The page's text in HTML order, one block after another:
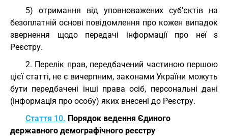
5) отримання від уповноважених суб'єктів на
безоплатній основі повідомлення про кожен випадок
звернення щодо передачі інформації про неї з
Реєстру.
2. Перелік прав, передбачений частиною першою
цієї статті, не є вичерпним, законами України можуть
бути передбачені інші права осіб, персональні дані
(інформація про особу) яких внесені до Реєстру.
Стаття 10. Порядок ведення Єдиного
державного демографічного реєстру